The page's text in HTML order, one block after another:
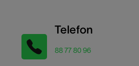
Telefon
88 77 80 96